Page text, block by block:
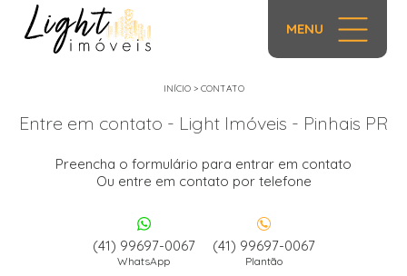
MENU
INÍCIO> CONTATO
Entre em contato - Light Imóveis - Pinhais PR
Preencha o formulário para entrar em contato
Ou entre em contato por telefone
(41) 99697-0067
WhatsApp
(41) 99697-0067
Plantão